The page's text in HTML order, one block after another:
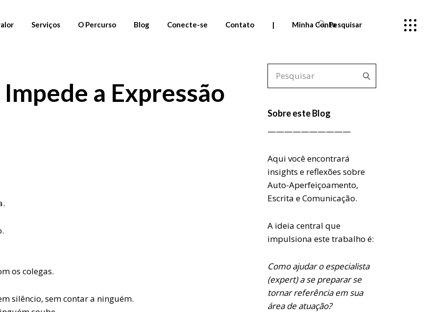
Serviços O Percurso
02. Percursos
Blog Conecte-se
Instagram
Contato | Minha Conta
Pedidos
Meus cursos
Pesquisar
a Expressão
os colegas.
silêncio, sem contar a ninguém.
Sobre este Blog
——————————
Aqui você encontrará
insights e reflexões sobre
Auto-Aperfeiçoamento,
Escrita e Comunicação.
A ideia central que
impulsiona este trabalho é:
Como ajudar o especialista
(expert) a se preparar se
tornar referência em sua
área de atuação?